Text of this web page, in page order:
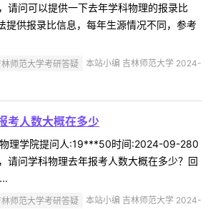
请问可以提供一下去年学科物理的报录比
提供报录比信息，每年生源情况不同，参考
师范大学考研答疑
本站小编 吉林师范大学 2024-
考人数大概在多少
理学院提问人:19***50时间:2024-09-280
请问学科物理去年报考人数大概在多少？回
师范大学考研答疑
本站小编 吉林师范大学 2024-